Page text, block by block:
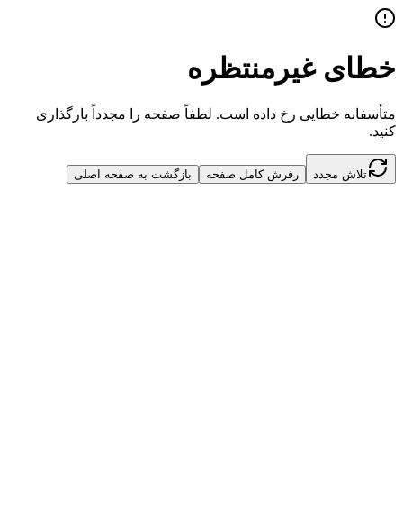
خطای غیرمنتظره
متأسفانه خطایی رخ داده است. لطفاً صفحه را مجدداً بارگذاری
کنید.
تلاش مجدد رفرش کامل صفحه بازگشت به صفحه اصلی